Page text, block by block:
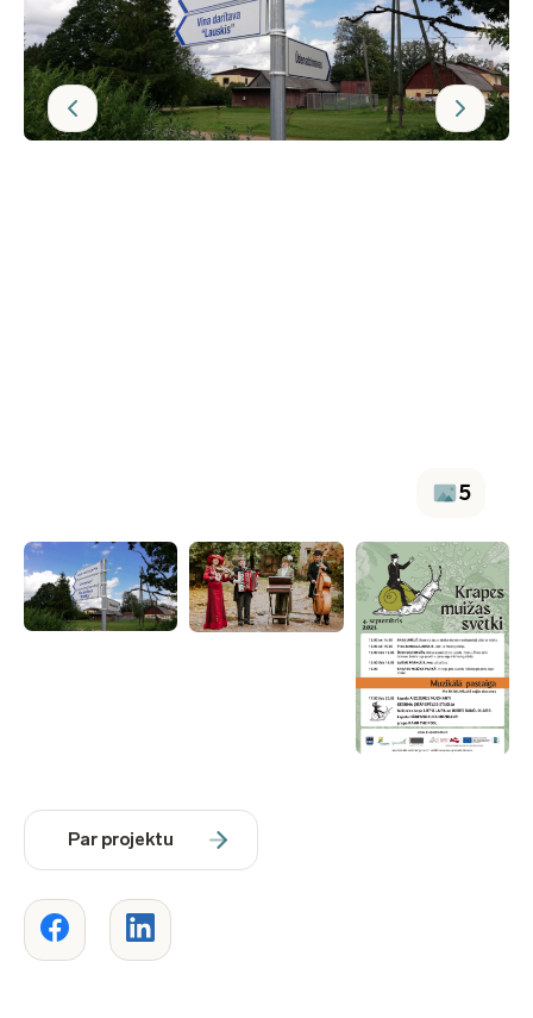
5
Par projektu